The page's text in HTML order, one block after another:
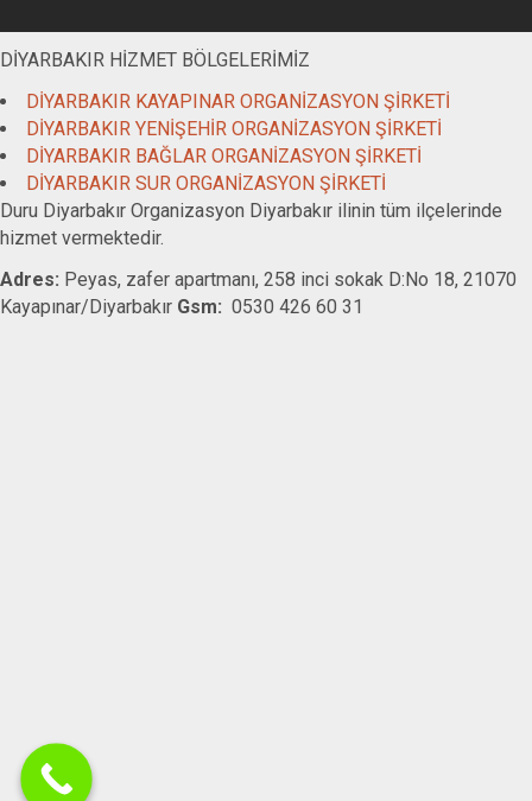
DİYARBAKIR HİZMET BÖLGELERİMİZ
DİYARBAKIR KAYAPINAR ORGANİZASYON ŞİRKETİ
DİYARBAKIR YENİŞEHİR ORGANİZASYON ŞİRKETİ
DİYARBAKIR BAĞLAR ORGANİZASYON ŞİRKETİ
DİYARBAKIR SUR ORGANİZASYON ŞİRKETİ
Duru Diyarbakır Organizasyon Diyarbakır ilinin tüm ilçelerinde
hizmet vermektedir.
Adres: Peyas, zafer apartmanı, 258 inci sokak D:No 18, 21070
Kayapınar/Diyarbakır Gsm: 0530 426 60 31